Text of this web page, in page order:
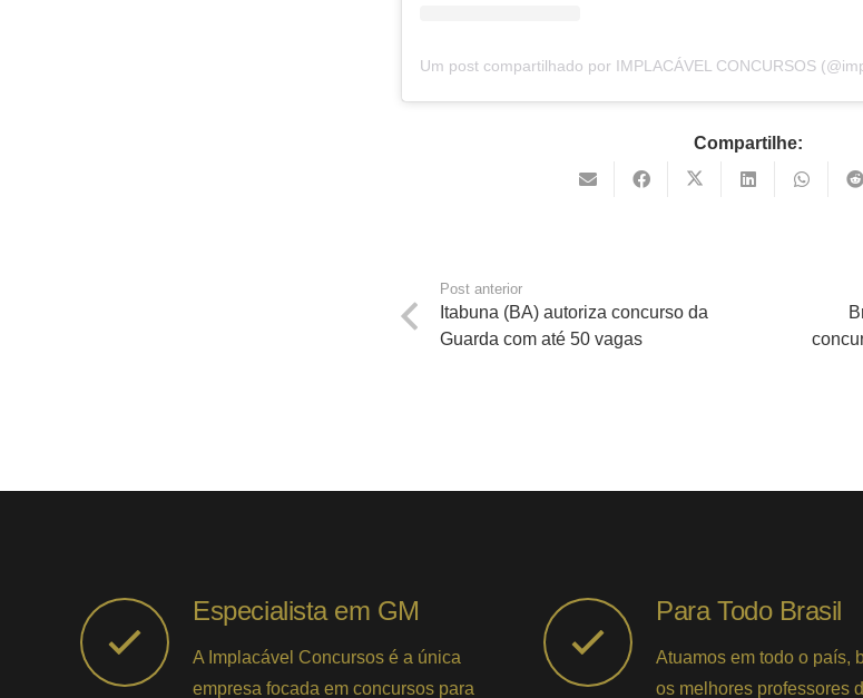
Compartilhe:
Post anterior
Itabuna (BA) autoriza concurso da
Guarda com até 50 vagas
Especialista em GM
A Implacável Concursos é a única
empresa focada em concursos para
Para Todo Brasil
Atuamos em todo o país,
os melhores professores